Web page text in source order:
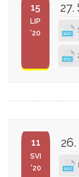
15
LIP
'20
27.
11
SVI
'20